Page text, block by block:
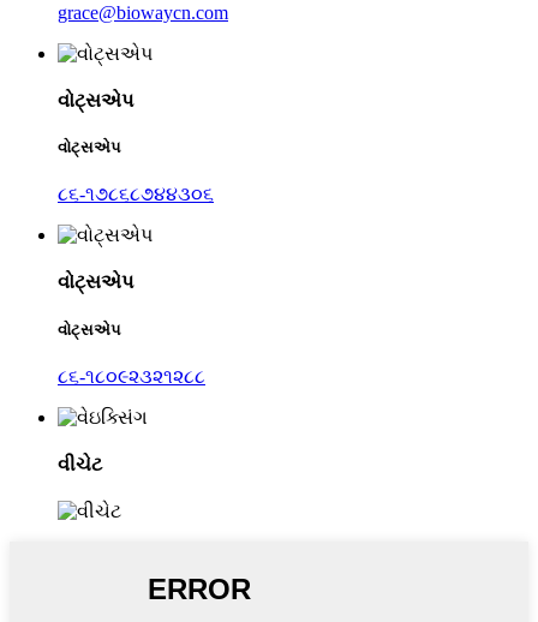
grace@biowaycn.com
વોટ્સએપ
વોટ્સએપ
૮૬-૧૭૮૬૮૭૪૪૩૦૬
વોટ્સએપ
વોટ્સએપ
૮૬-૧૮૦૯૨૩૨૧૨૮૮
વીચેટ